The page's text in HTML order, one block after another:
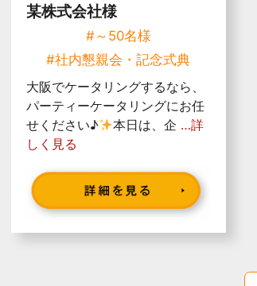
某株式会社様
#～50名様
#社内懇親会・記念式典
大阪でケータリングするなら、
パーティーケータリングにお任
せください♪
本日は、企 …詳
しく見る